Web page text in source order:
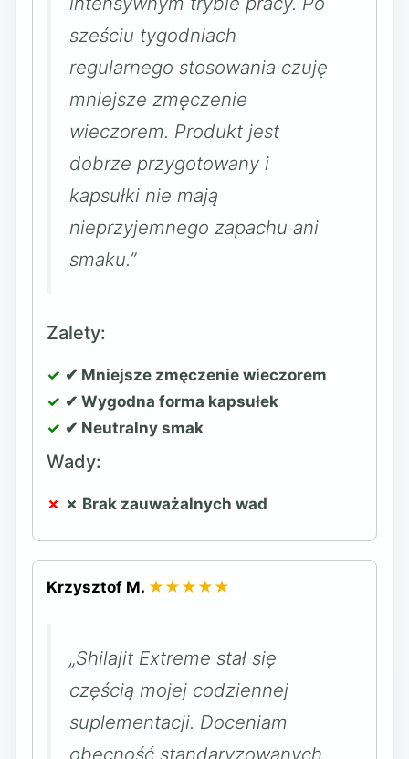
sześciu tygodniach
regularnego stosowania czuję
mniejsze zmęczenie
wieczorem. Produkt jest
dobrze przygotowany i
kapsułki nie mają
nieprzyjemnego zapachu ani
smaku.”
Zalety:
✔ Mniejsze zmęczenie wieczorem
✔ Wygodna forma kapsułek
✔ Neutralny smak
Wady:
✗ Brak zauważalnych wad
Krzysztof M. ★★★★★
„Shilajit Extreme stał się
częścią mojej codziennej
suplementacji. Doceniam
obecność standaryzowanych